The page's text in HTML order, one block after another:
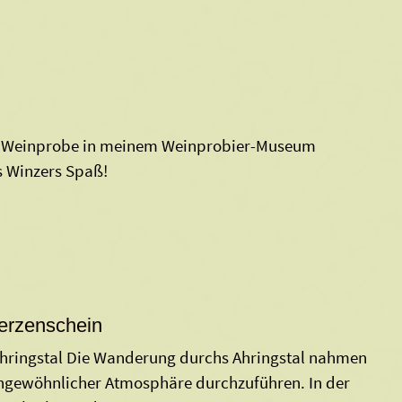
in meinem Weinprobier-Museum
Spaß!
Die Wanderung durchs Ahringstal nahmen
Atmosphäre durchzuführen. In der